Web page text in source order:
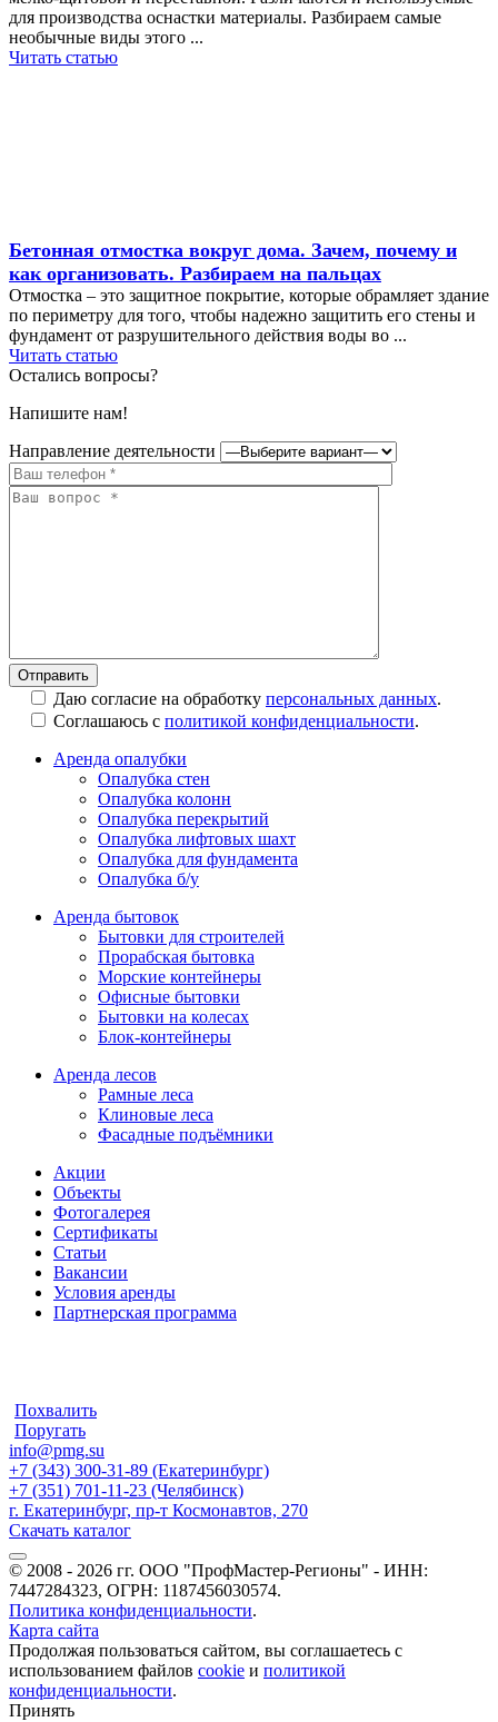
для производства оснастки материалы. Разбираем самые
необычные виды этого ...
Читать статью
Бетонная отмостка вокруг дома. Зачем, почему и
как организовать. Разбираем на пальцах
Отмостка – это защитное покрытие, которые обрамляет здание
по периметру для того, чтобы надежно защитить его стены и
фундамент от разрушительного действия воды во ...
Читать статью
Остались вопросы?
Напишите нам!
Направление деятельности
Даю согласие на обработку персональных данных.
Соглашаюсь с политикой конфиденциальности.
Аренда опалубки
Опалубка стен
Опалубка колонн
Опалубка перекрытий
Опалубка лифтовых шахт
Опалубка для фундамента
Опалубка б/у
Аренда бытовок
Бытовки для строителей
Прорабская бытовка
Морские контейнеры
Офисные бытовки
Бытовки на колесах
Блок-контейнеры
Аренда лесов
Рамные леса
Клиновые леса
Фасадные подъёмники
Акции
Объекты
Фотогалерея
Сертификаты
Статьи
Вакансии
Условия аренды
Партнерская программа
Похвалить
Поругать
info@pmg.su
+7 (343) 300-31-89 (Екатеринбург)
+7 (351) 701-11-23 (Челябинск)
г. Екатеринбург, пр-т Космонавтов, 270
Скачать каталог
© 2008 - 2026 гг. ООО "ПрофМастер-Регионы" - ИНН:
7447284323, ОГРН: 1187456030574.
Политика конфиденциальности.
Карта сайта
Продолжая пользоваться сайтом, вы соглашаетесь с
использованием файлов cookie и политикой
конфиденциальности.
Принять